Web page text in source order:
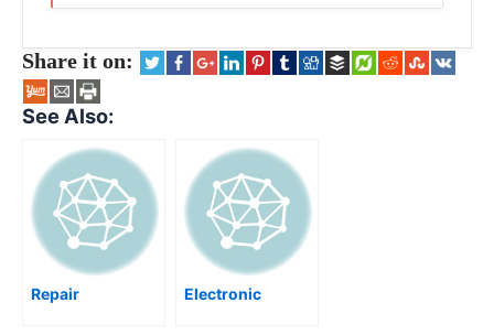
Share it on:
See Also:
Repair Electronic